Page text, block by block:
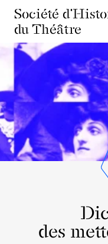
Société
du Théâtre
des